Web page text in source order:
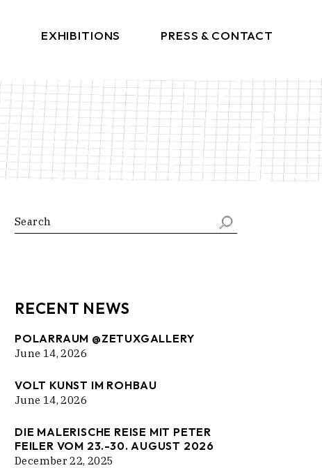
EXHIBITIONS PRESS & CONTACT
Press
Get In Touch
Search
RECENT NEWS
POLARRAUM @ZETUXGALLERY
June 14, 2026
VOLT KUNST IM ROHBAU
June 14, 2026
DIE MALERISCHE REISE MIT PETER
FEILER VOM 23.-30. AUGUST 2026
December 22, 2025